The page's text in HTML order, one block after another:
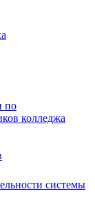
по
колледжа
системы